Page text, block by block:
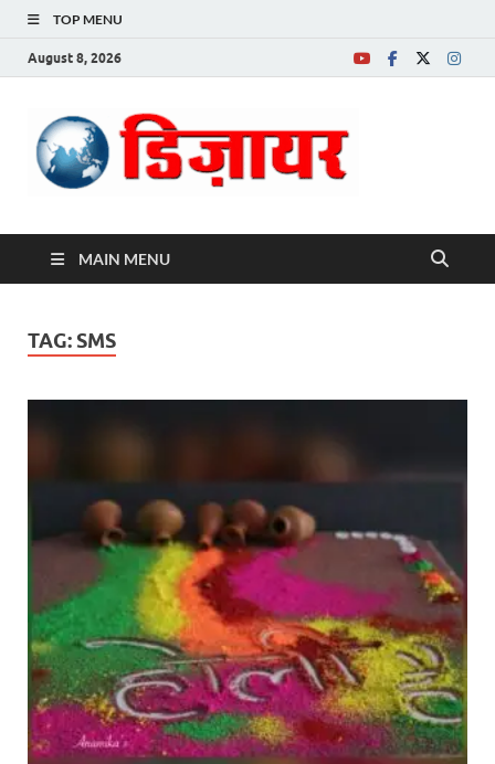
TOP MENU
August 8, 2026
MAIN MENU
TAG: SMS